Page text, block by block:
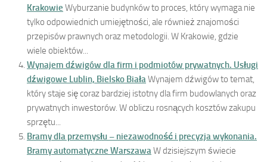
Krakowie Wyburzanie budynków to proces, który wymaga nie
tylko odpowiednich umiejętności, ale również znajomości
przepisów prawnych oraz metodologii. W Krakowie, gdzie
wiele obiektów...
Wynajem dźwigów dla firm i podmiotów prywatnych. Usługi
dźwigowe Lublin, Bielsko BiałaWynajem dźwigów to temat,
który staje się coraz bardziej istotny dla firm budowlanych oraz
prywatnych inwestorów. W obliczu rosnących kosztów zakupu
sprzętu...
Bramy dla przemysłu – niezawodność i precyzja wykonania.
Bramy automatyczne WarszawaW dzisiejszym świecie